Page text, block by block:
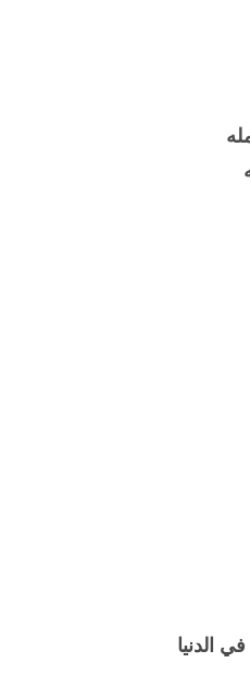
الدنيا